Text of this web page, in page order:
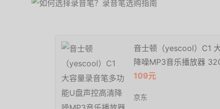
音士顿（yescool）C1
降噪MP3音乐播放器
109元
京东